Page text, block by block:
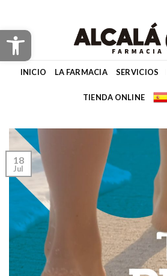
Abrir barra de herramientas
content
INICIO LA FARMACIA SERVICIOS
TIENDA ONLINE
18
Jul